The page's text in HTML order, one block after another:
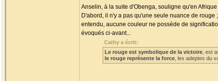
Anselin, à la suite d'Obenga, souligne qu'en
D'abord, il n'y a pas qu'une seule nuance de
entendu, aucune couleur ne possède de
évoqués ci-avant...
Cathy a écrit:
Le rouge est symbolique de la victoire , est
le rouge représente la force , les adeptes du